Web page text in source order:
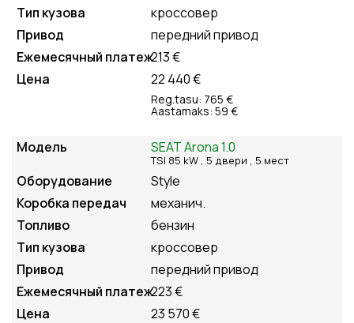
кроссовер
передний привод
213 €
22 440 €
Reg.tasu: 765 €
Aastamaks: 59 €
SEAT Arona 1.0
TSI 85 kW , 5 двери , 5 мест
Style
механич.
бензин
кроссовер
передний привод
223 €
23 570 €